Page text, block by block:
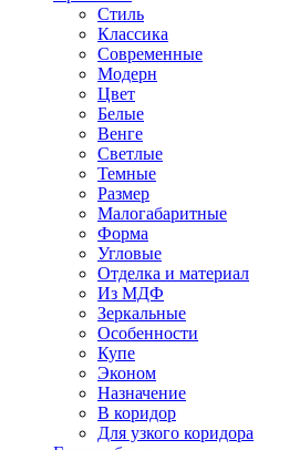
Стиль
Классика
Современные
Модерн
Цвет
Белые
Венге
Светлые
Темные
Размер
Малогабаритные
Форма
Угловые
Отделка и материал
Из МДФ
Зеркальные
Особенности
Купе
Эконом
Назначение
В коридор
Для узкого коридора